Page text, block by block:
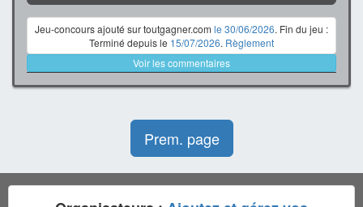
Jeu-concours ajouté sur toutgagner.com le 30/06/2026. Fin du jeu :
Terminé depuis le 15/07/2026. Règlement
Voir les commentaires
Prem. page